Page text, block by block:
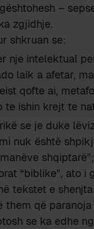
–
zgjidhje.
shkruan se:
nje intelektual
laik a afetar,
qofte ai,
te ishin krejt te
se je duke
nuk është
“biblike”, ato i
tekstet e
them që
se ka edhe